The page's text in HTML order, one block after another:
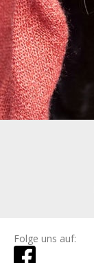
Folge uns auf: